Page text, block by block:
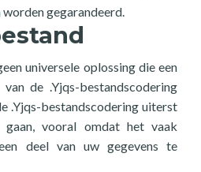
gegarandeerd.
universele oplossing die een
de .Yjqs-bestandscodering
.Yjqs-bestandscodering uiterst
vooral omdat het vaak
deel van uw gegevens te